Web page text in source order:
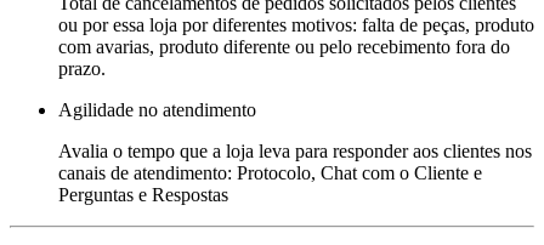
ou por essa loja por diferentes motivos: falta de peças, produto
com avarias, produto diferente ou pelo recebimento fora do
prazo.
Agilidade no atendimento
Avalia o tempo que a loja leva para responder aos clientes nos
canais de atendimento: Protocolo, Chat com o Cliente e
Perguntas e Respostas